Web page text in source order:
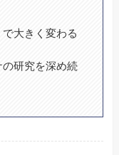
で大きく変わる
研究を深め続